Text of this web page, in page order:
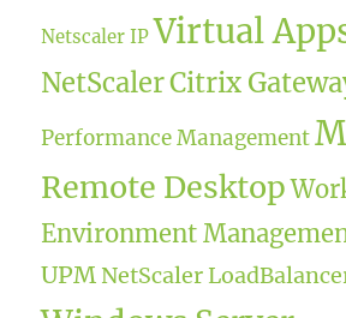
Netscaler IP Virtual
NetScalerCitrix
Performance Management
Remote Desktop
Environment
UPM NetScaler